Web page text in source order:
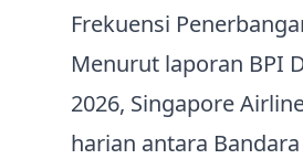
Frekuensi
Menurut laporan BPI
2026, Singapore
harian antara